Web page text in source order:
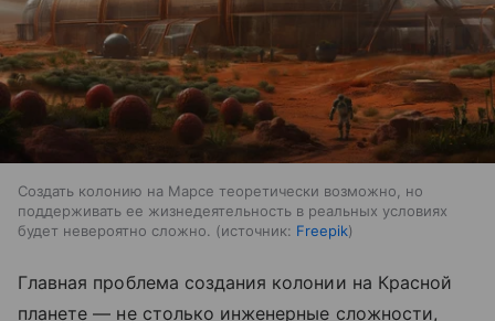
Создать колонию на Марсе теоретически возможно, но
поддерживать ее жизнедеятельность в реальных условиях
будет невероятно сложно.
источник: Freepik
Главная проблема создания колонии на Красной
планете — не столько инженерные сложности,